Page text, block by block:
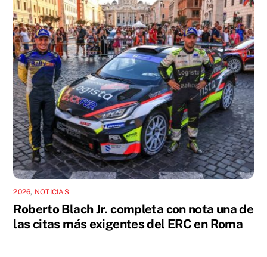
2026, NOTICIAS
Roberto Blach Jr. completa con nota una de
las citas más exigentes del ERC en Roma